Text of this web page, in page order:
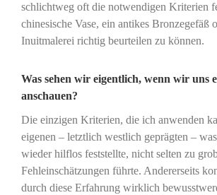
schlichtweg oft die notwendigen Kriterien
chinesische Vase, ein antikes Bronzegefäß
Inuitmalerei richtig beurteilen zu können.
Was sehen wir eigentlich, wenn wir uns
anschauen?
Die einzigen Kriterien, die ich anwenden
eigenen – letztlich westlich geprägten –
wieder hilflos feststellte, nicht selten zu
Fehleinschätzungen führte. Andererseits
durch diese Erfahrung wirklich